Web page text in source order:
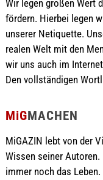
Wir legen großen Wert
fördern. Hierbei legen
unserer Netiquette.
realen Welt mit den
wir uns auch im
Den vollständigen
MiGMACHEN
MiGAZIN lebt von der
Wissen seiner
immer noch das